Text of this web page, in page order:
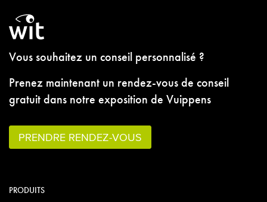
Vous souhaitez un conseil personnalisé ?
Prenez maintenant un rendez-vous de conseil
gratuit dans notre exposition de Vuippens
PRENDRE RENDEZ-VOUS
PRODUITS